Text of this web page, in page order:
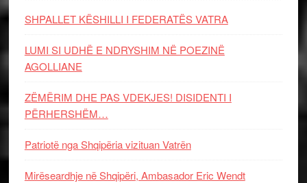
SHPALLET KËSHILLI I FEDERATËS VATRA
LUMI SI UDHË E NDRYSHIM NË POEZINË
AGOLLIANE
ZËMËRIM DHE PAS VDEKJES! DISIDENTI I
PËRHERSHËM…
Patriotë nga Shqipëria vizituan Vatrën
Mirëseardhje në Shqipëri, Ambasador Eric Wendt